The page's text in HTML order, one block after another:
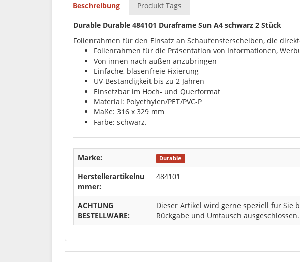
Beschreibung Produkt Tags
Durable Durable 484101 Duraframe Sun A4 schwarz 2 Stück
Folienrahmen für den Einsatz an Schaufensterscheiben, die
Folienrahmen für die Präsentation von Informationen,
Von innen nach außen anzubringen
Einfache, blasenfreie Fixierung
UV-Beständigkeit bis zu 2 Jahren
Einsetzbar im Hoch- und Querformat
Material: Polyethylen/PET/PVC-P
Maße: 316 x 329 mm
Farbe: schwarz.
Marke: Durable
Herstellerartikelnu
mmer:
484101
ACHTUNG
BESTELLWARE:
Dieser Artikel wird gerne speziell für Sie
Rückgabe und Umtausch ausgeschlossen.